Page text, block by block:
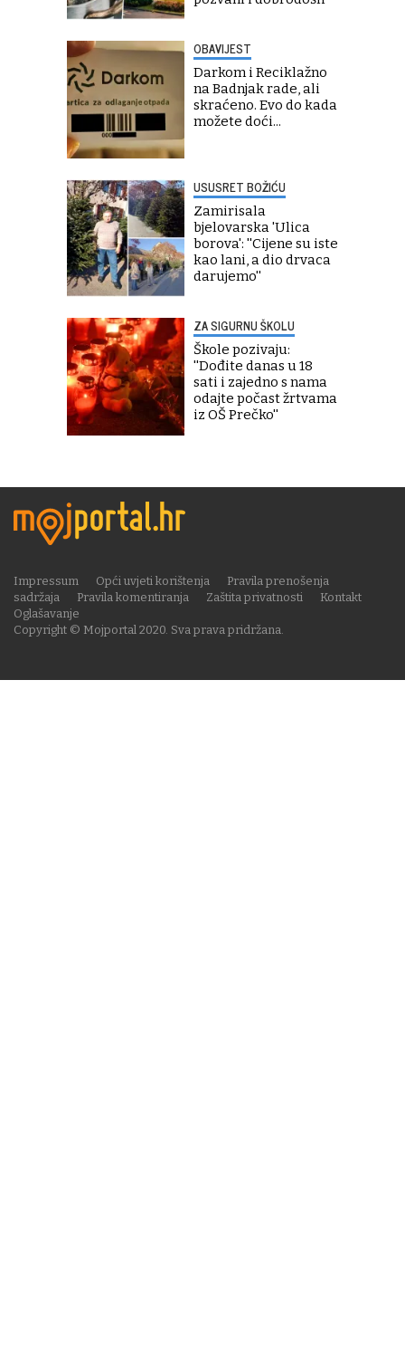
OBAVIJEST
Darkom i Reciklažno
na Badnjak rade, ali
skraćeno. Evo do kada
možete doći...
USUSRET BOŽIĆU
Zamirisala
bjelovarska 'Ulica
borova': ''Cijene su iste
kao lani, a dio drvaca
darujemo''
ZA SIGURNU ŠKOLU
Škole pozivaju:
''Dođite danas u 18
sati i zajedno s nama
odajte počast žrtvama
iz OŠ Prečko''
Copyright © Mojportal 2020. Sva prava pridržana.
Impressum Opći uvjeti korištenja
Pravila prenošenja
sadržaja
Pravila komentiranja Zaštita privatnosti
Kontakt
Oglašavanje